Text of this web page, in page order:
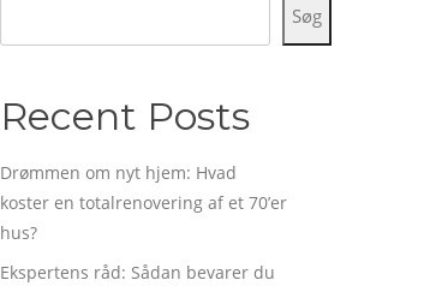
Søg
Recent Posts
Drømmen om nyt hjem: Hvad
koster en totalrenovering af et 70’er
hus?
Ekspertens råd: Sådan bevarer du